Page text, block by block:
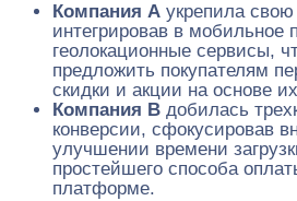
Компания A укрепила
интегрировав в мобильное
геолокационные сервисы,
предложить покупателям
скидки и акции на основе
Компания B добилась
конверсии, сфокусировав
улучшении времени
простейшего способа
платформе.